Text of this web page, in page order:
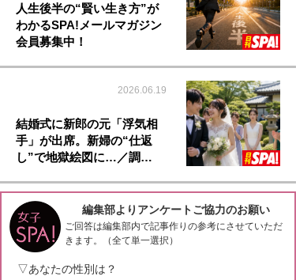
人生後半の“賢い生き方”が
わかるSPA!メールマガジン
会員募集中！
2026.06.19
結婚式に新郎の元「浮気相
手」が出席。新婦の“仕返
し”で地獄絵図に…／調…